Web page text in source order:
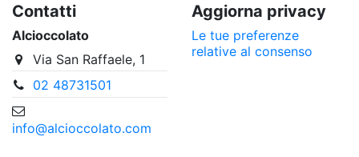
Contatti
Alcioccolato
Via San Raffaele, 1
02 48731501
info@alcioccolato.com
Aggiorna privacy
Le tue preferenze
relative al consenso